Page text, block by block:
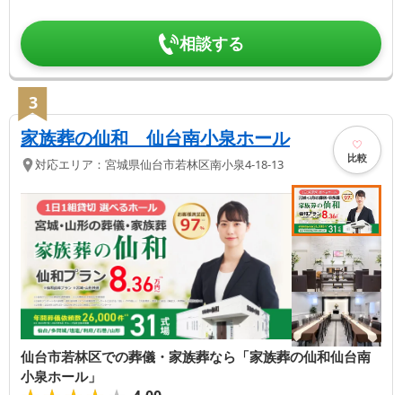
相談する
3
家族葬の仙和 仙台南小泉ホール
対応エリア： 宮城県仙台市若林区南小泉4-18-13 比較
仙台市若林区での葬儀・家族葬なら「家族葬の仙和仙台南
小泉ホール」